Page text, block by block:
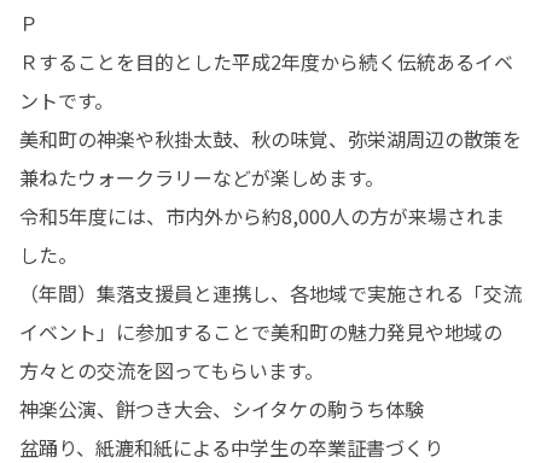
Ｐ
Ｒすることを目的とした平成2年度から続く伝統あるイベ
ントです。
美和町の神楽や秋掛太鼓、秋の味覚、弥栄湖周辺の散策を
兼ねたウォークラリーなどが楽しめます。
令和5年度には、市内外から約8,000人の方が来場されま
した。
（年間）集落支援員と連携し、各地域で実施される「交流
イベント」に参加することで美和町の魅力発見や地域の
方々との交流を図ってもらいます。
神楽公演、餅つき大会、シイタケの駒うち体験
盆踊り、紙漉和紙による中学生の卒業証書づくり